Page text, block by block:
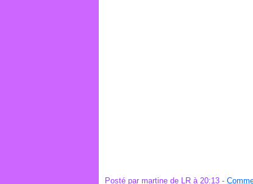
Posté par martine de LR à 20:13 -